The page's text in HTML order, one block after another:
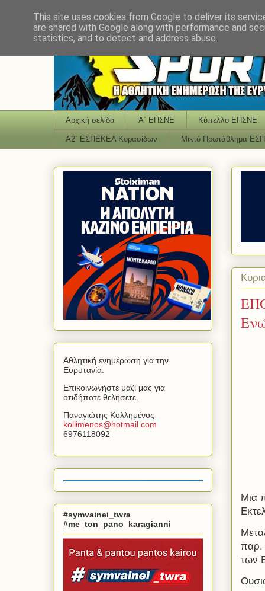
Αρχική σελίδα Α΄ ΕΠΣΝΕ Κύπελλο ΕΠΣΝΕ
Α2΄ ΕΣΠΕΚΕΛ Κορασίδων Μικτό Πρωτάθλημα
Μια
παρ.
των
Αθλητική ενημέρωση για την
Ευρυτανία.
Επικοινωνήστε μαζί μας για
οτιδήποτε θελήσετε.
Παναγιώτης Κολλημένος
kollimenos@hotmail com
6976118092
#symvainei_twra
#me_ton_pano_karagianni
This site uses cookies from Google to deliver its
are shared with Google along with performance and
statistics, and to detect and address abuse.